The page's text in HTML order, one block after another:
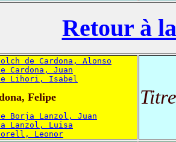
Retour à
de Cardona, Alonso
Cardona, Juan
Lihori, Isabel
Felipe
Borja Lanzol, Juan
Lanzol, Luisa
Leonor